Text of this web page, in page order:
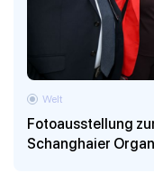
Fotoausstellung
Schanghaier
Welt